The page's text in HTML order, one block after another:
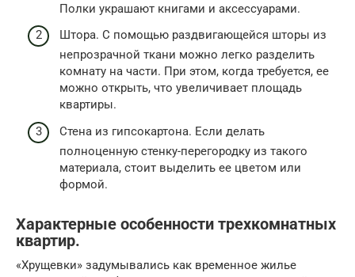
Полки украшают книгами и аксессуарами.
Штора. С помощью раздвигающейся шторы из
непрозрачной ткани можно легко разделить
комнату на части. При этом, когда требуется, ее
можно открыть, что увеличивает площадь
квартиры.
Стена из гипсокартона. Если делать
полноценную стенку-перегородку из такого
материала, стоит выделить ее цветом или
формой.
Характерные особенности трехкомнатных
квартир.
«Хрущевки» задумывались как временное жилье